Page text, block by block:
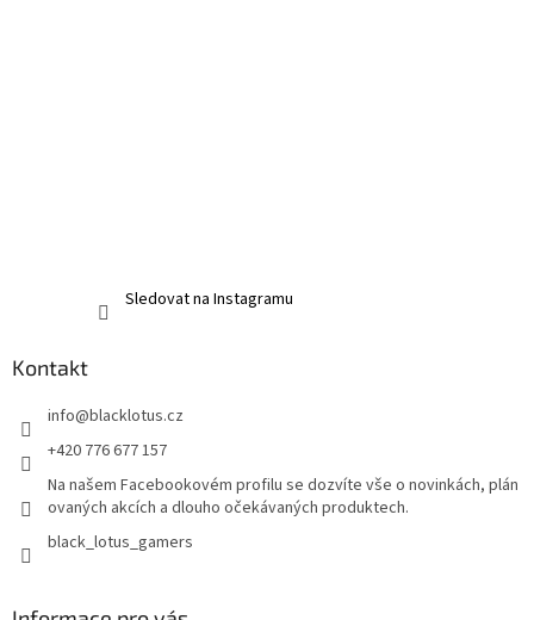
Sledovat na Instagramu
Kontakt
info@blacklotus.cz
+420 776 677 157
Na našem Facebookovém profilu se dozvíte vše o novinkách, plán
ovaných akcích a dlouho očekávaných produktech.
black_lotus_gamers